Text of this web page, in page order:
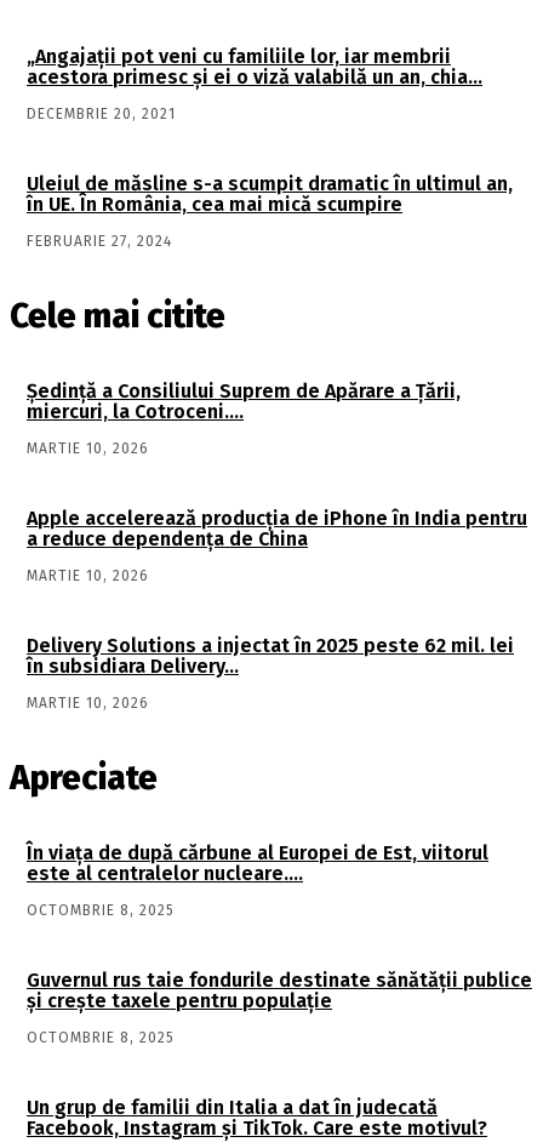
„Angajaţii pot veni cu familiile lor, iar membrii
acestora primesc şi ei o viză valabilă un an, chia…
DECEMBRIE 20, 2021
Uleiul de măsline s-a scumpit dramatic în ultimul an,
în UE. În România, cea mai mică scumpire
FEBRUARIE 27, 2024
Cele mai citite
Şedinţă a Consiliului Suprem de Apărare a Ţării,
miercuri, la Cotroceni….
MARTIE 10, 2026
Apple accelerează producția de iPhone în India pentru
a reduce dependența de China
MARTIE 10, 2026
Delivery Solutions a injectat în 2025 peste 62 mil. lei
în subsidiara Delivery…
MARTIE 10, 2026
Apreciate
În viaţa de după cărbune al Europei de Est, viitorul
este al centralelor nucleare….
OCTOMBRIE 8, 2025
Guvernul rus taie fondurile destinate sănătății publice
și crește taxele pentru populație
OCTOMBRIE 8, 2025
Un grup de familii din Italia a dat în judecată
Facebook, Instagram și TikTok. Care este motivul?